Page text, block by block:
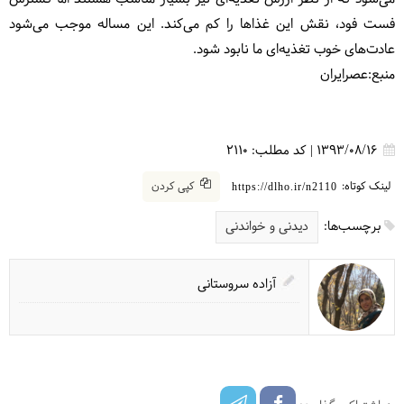
فست ‌فود، نقش این غذاها را کم می‌کند. این مساله موجب می‌شود
عادت‌های خوب تغذیه‌ای ما نابود شود.
منبع:عصرایران
1393/08/16
| کد مطلب: 2110
لینک کوتاه: https://dlho.ir/n2110 کپی کردن
برچسب‌ها: دیدنی و خواندنی
آزاده سروستانی